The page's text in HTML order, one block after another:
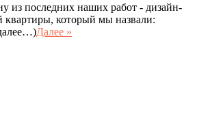
из последних наших работ - дизайн-
квартиры, который мы назвали:
Далее »